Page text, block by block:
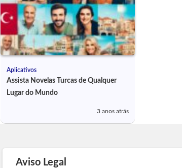
Aplicativos
Assista Novelas Turcas de Qualquer
Lugar do Mundo
3 anos atrás
Aviso Legal